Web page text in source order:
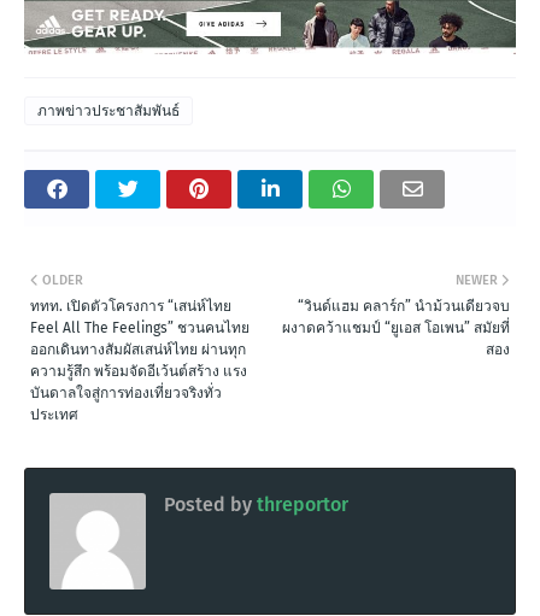
ภาพข่าวประชาสัมพันธ์
NEWER
“วินด์แฮม คลาร์ก” นำม้วนเดียวจบ
ผงาดคว้าแชมป์ “ยูเอส โอเพน” สมัยที่
สอง
OLDER
ททท. เปิดตัวโครงการ “เสน่ห์ไทย
Feel All The Feelings” ชวนคนไทย
ออกเดินทางสัมผัสเสน่ห์ไทย ผ่านทุก
ความรู้สึก พร้อมจัดอีเว้นต์สร้าง แรง
บันดาลใจสู่การท่องเที่ยวจริงทั่ว
ประเทศ
Posted by threportor